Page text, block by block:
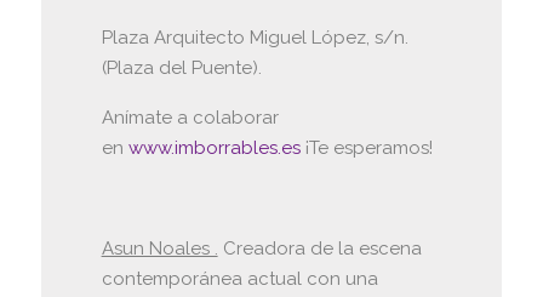
Plaza Arquitecto Miguel López, s/n.
(Plaza del Puente).
Anímate a colaborar
en www.imborrables.es¡Te esperamos!
Asun Noales . Creadora de la escena
contemporánea actual con una